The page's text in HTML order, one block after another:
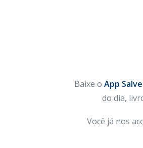
Baixe o App
do dia,
Você já nos